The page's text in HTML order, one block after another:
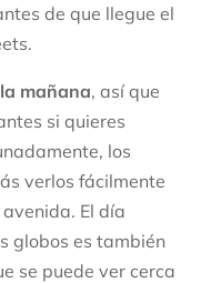
de que llegue el
mañana, así que
si quieres
los
verlos fácilmente
El día
globos es también
se puede ver cerca